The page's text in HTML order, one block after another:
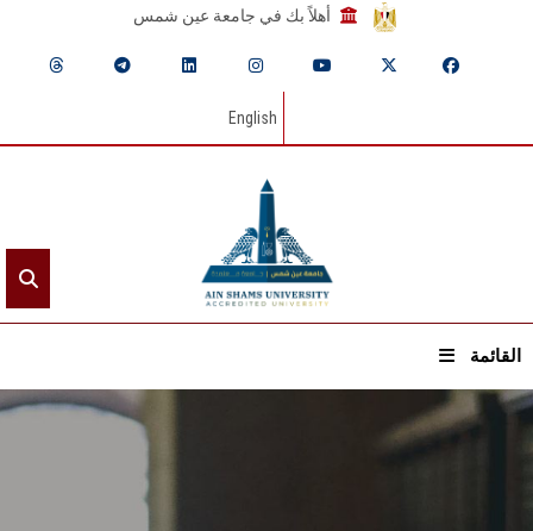
أهلاً بك في جامعة عين شمس
English
القائمة